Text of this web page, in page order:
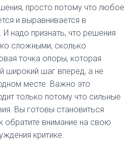
просто потому что любое
и выравнивается в
надо признать, что решения
сложными, сколько
точка опоры, которая
широкий шаг вперед, а не
месте. Важно это
только потому что сильные
Вы готовы становиться
обратите внимание на свою
критике.